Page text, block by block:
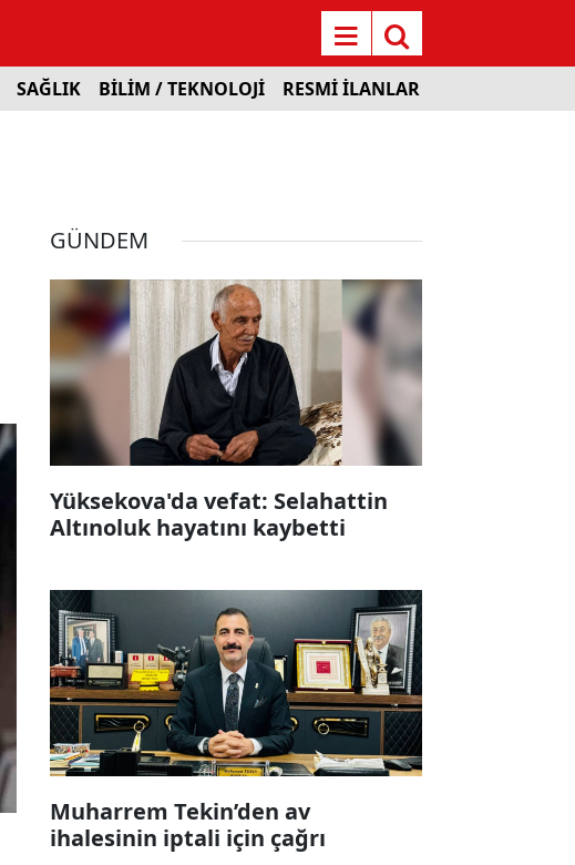
SAĞLIK BİLİM / TEKNOLOJİ RESMİ İLANLAR
GÜNDEM
Yüksekova'da vefat: Selahattin
Altınoluk hayatını kaybetti
Muharrem Tekin’den av
ihalesinin iptali için çağrı